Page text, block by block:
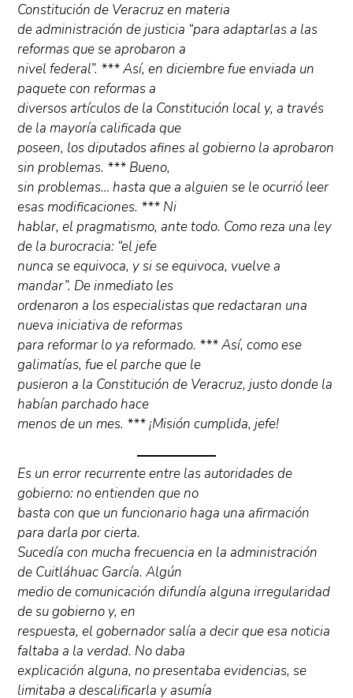
Constitución de Veracruz en materia
de administración de justicia “para adaptarlas a las
reformas que se aprobaron a
nivel federal”. *** Así, en diciembre fue enviada un
paquete con reformas a
diversos artículos de la Constitución local y, a través
de la mayoría calificada que
poseen, los diputados afines al gobierno la aprobaron
sin problemas. *** Bueno,
sin problemas… hasta que a alguien se le ocurrió leer
esas modificaciones. *** Ni
hablar, el pragmatismo, ante todo. Como reza una ley
de la burocracia: “el jefe
nunca se equivoca, y si se equivoca, vuelve a
mandar”. De inmediato les
ordenaron a los especialistas que redactaran una
nueva iniciativa de reformas
para reformar lo ya reformado. *** Así, como ese
galimatías, fue el parche que le
pusieron a la Constitución de Veracruz, justo donde la
habían parchado hace
menos de un mes. *** ¡Misión cumplida, jefe!
Es un error recurrente entre las autoridades de
gobierno: no entienden que no
basta con que un funcionario haga una afirmación
para darla por cierta.
Sucedía con mucha frecuencia en la administración
de Cuitláhuac García. Algún
medio de comunicación difundía alguna irregularidad
de su gobierno y, en
respuesta, el gobernador salía a decir que esa noticia
faltaba a la verdad. No daba
explicación alguna, no presentaba evidencias, se
limitaba a descalificarla y asumía